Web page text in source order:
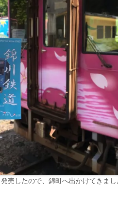
売したので、錦町へ出かけてきま